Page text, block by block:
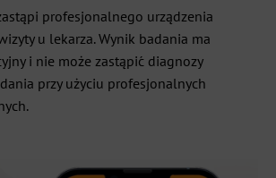
profesjonalnego urządzenia
u lekarza. Wynik badania ma
i nie może zastąpić diagnozy
przy użyciu profesjonalnych